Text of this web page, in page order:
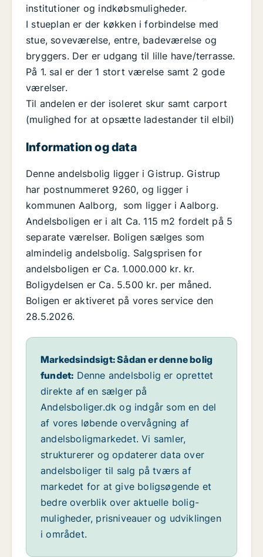
institutioner og indkøbsmuligheder.
I stueplan er der køkken i forbindelse med
stue, soveværelse, entre, badeværelse og
bryggers. Der er udgang til lille have/terrasse.
På 1. sal er der 1 stort værelse samt 2 gode
værelser.
Til andelen er der isoleret skur samt carport
(mulighed for at opsætte ladestander til elbil)
Information og data
Denne andelsbolig ligger i Gistrup. Gistrup
har postnummeret 9260, og ligger i
kommunen Aalborg, som ligger i Aalborg.
Andelsboligen er i alt Ca. 115 m2 fordelt på 5
separate værelser. Boligen sælges som
almindelig andelsbolig. Salgsprisen for
andelsboligen er Ca. 1.000.000 kr. kr.
Boligydelsen er Ca. 5.500 kr. per måned.
Boligen er aktiveret på vores service den
28.5.2026.
Markedsindsigt: Sådan er denne bolig
fundet: Denne andelsbolig er oprettet
direkte af en sælger på
Andelsboliger.dk og indgår som en del
af vores løbende overvågning af
andelsboligmarkedet. Vi samler,
strukturerer og opdaterer data over
andelsboliger til salg på tværs af
markedet for at give boligsøgende et
bedre overblik over aktuelle bolig-
muligheder, prisniveauer og udviklingen
i området.